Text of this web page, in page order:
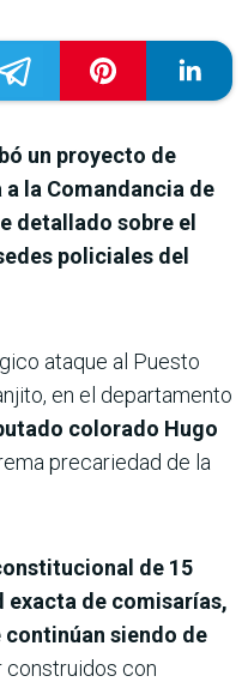
un proyecto de
la Comandancia de
detallado sobre el
policiales del
ataque al Puesto
en el departamento
colorado Hugo
precariedad de la
de 15
exacta de comisarías,
siendo de
construidos con